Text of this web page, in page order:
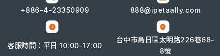
+886-4-23350909 888@ipetaally.com
客服時間：平日 10:00-17:00
台中市烏日區太明路226巷68-
8號